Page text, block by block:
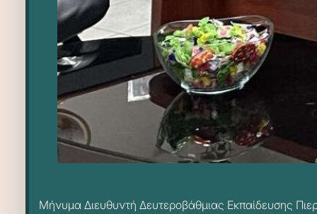
Μήνυμα Διευθυντή Δευτεροβάθμιας Εκπαίδευσης